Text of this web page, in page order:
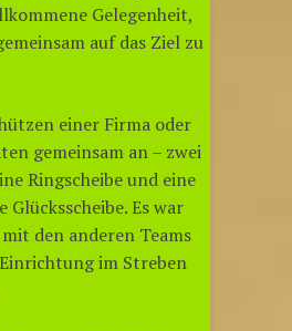
Gelegenheit,
auf das Ziel zu
einer Firma oder
gemeinsam an – zwei
Ringscheibe und eine
Glücksscheibe. Es war
den anderen Teams
im Streben